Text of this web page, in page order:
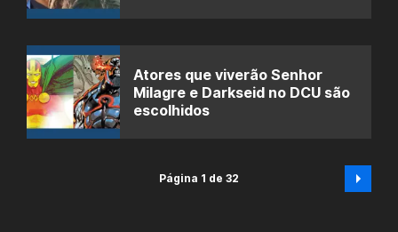
Atores que viverão Senhor
Milagre e Darkseid no DCU são
escolhidos
Página 1 de 32